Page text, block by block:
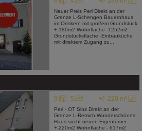
Neuer Preis Perl Direkt an der
Grenze L-Schengen Bauernhaus
im Ortskern mit großem Grundstück
+-180m2 Wohnfläche -1252m2
Grundstücksfläche -Einbauküche
mit direktem Zugang zu...
+/- 220 m²
9 5
Perl - OT Sinz Direkt an der
Grenze L-Remich Wunderschönes
Haus sucht neuen Eigentümer
+-220m2 Wohnfläche - 617m2